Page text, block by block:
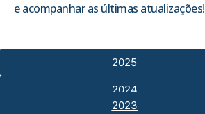
e acompanhar as últimas atualizações!
2025
2024
2023